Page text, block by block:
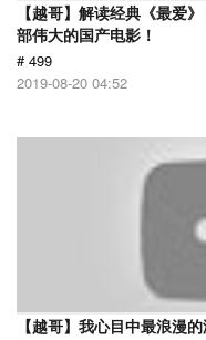
【越哥】解读经典《最爱
部伟大的国产电影！
# 499
2019-08-20 04:52
【越哥】我心目中最浪漫